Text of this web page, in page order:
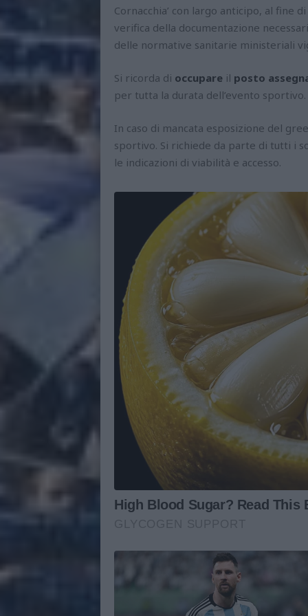
Cornacchia’ con largo anticipo, al fine
verifica della documentazione
delle normative sanitarie ministeriali
Si ricorda di occupare il posto
per tutta la durata dell’evento sportivo.
In caso di mancata esposizione del
sportivo. Si richiede da parte di tutti i
le indicazioni di viabilità e accesso.